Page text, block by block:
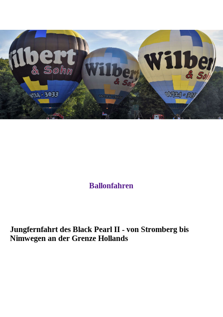
Ballonfahren
Jungfernfahrt des Black Pearl II - von Stromberg bis
Nimwegen an der Grenze Hollands